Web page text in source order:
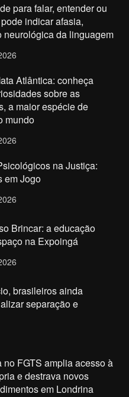
para falar, entender ou
indicar afasia,
neurológica da linguagem
Atlântica: conheça
sobre as
a maior espécie de
mundo
na Justiça:
em Jogo
Brincar: a educação
na Expoingá
brasileiros ainda
separação e
no FGTS amplia acesso à
e destrava novos
em Londrina